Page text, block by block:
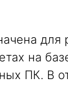
на
ПК. В